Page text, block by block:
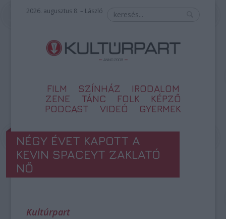
2026. augusztus 8. – László
FILM SZÍNHÁZ
IRODALOM
ZENE
TÁNC FOLK
KÉPZŐ
PODCAST
VIDEÓ GYERMEK
NÉGY ÉVET KAPOTT A
KEVIN SPACEYT ZAKLATÓ
NŐ
Kultúrpart